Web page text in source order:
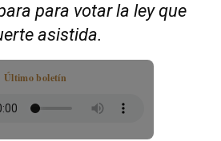
para votar la ley que
asistida.
Último boletín